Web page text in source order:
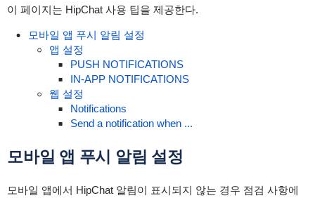
이 페이지는 HipChat 사용 팁을 제공한다.
모바일 앱 푸시 알림 설정
앱 설정
PUSH NOTIFICATIONS
IN-APP NOTIFICATIONS
웹 설정
Notifications
Send a notification when ...
모바일 앱 푸시 알림 설정
모바일 앱에서 HipChat 알림이 표시되지 않는 경우 점검 사항에